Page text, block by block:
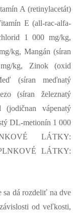
A (retinylacetát)
E (all-rac-alfa-
1 000 mg/kg,
kg, Mangán (síran
kg, Zinok (oxid
(síran meďnatý
(síran železnatý
vápenatý
DL-metionín 1 000
LÁTKY:
LÁTKY:
sa dá rozdeliť na dve
od veľkosti,